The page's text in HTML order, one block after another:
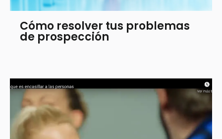
Cómo resolver tus problemas
de prospección